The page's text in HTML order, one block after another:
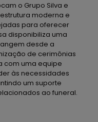
o Grupo Silva e
moderna e
para oferecer
disponibiliza uma
desde a
de cerimônias
com uma equipe
às necessidades
um suporte
ao funeral.